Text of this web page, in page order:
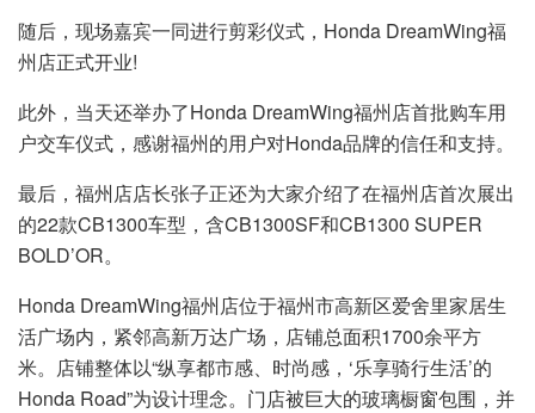
随后，现场嘉宾一同进行剪彩仪式，Honda DreamWing福
州店正式开业!
此外，当天还举办了Honda DreamWing福州店首批购车用
户交车仪式，感谢福州的用户对Honda品牌的信任和支持。
最后，福州店店长张子正还为大家介绍了在福州店首次展出
的22款CB1300车型，含CB1300SF和CB1300 SUPER
BOLD’OR。
Honda DreamWing福州店位于福州市高新区爱舍里家居生
活广场内，紧邻高新万达广场，店铺总面积1700余平方
米。店铺整体以“纵享都市感、时尚感，‘乐享骑行生活’的
Honda Road”为设计理念。门店被巨大的玻璃橱窗包围，并